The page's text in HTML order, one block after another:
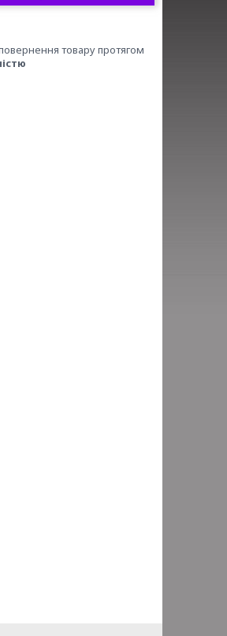
товару протягом